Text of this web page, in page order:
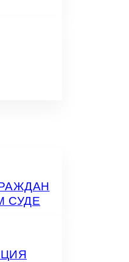
СУДЕ